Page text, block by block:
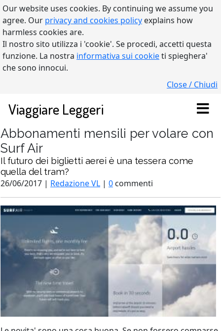
Our website uses cookies. By continuing we assume you
agree. Our privacy and cookies policy explains how
harmless cookies are.
Il nostro sito utilizza i 'cookie'. Se procedi, accetti questa
funzione. La nostra informativa sui cookieti spieghera'
che sono innocui.
Close / Chiudi
Viaggiare Leggeri
Abbonamenti mensili per volare con
Surf Air
Il futuro dei biglietti aerei è una tessera come
quella del tram?
26/06/2017 | Redazione VL | 0 commenti